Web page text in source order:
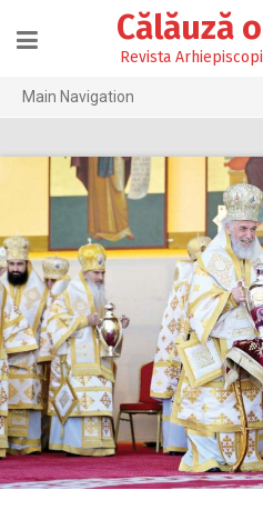
content
Călăuză
Revista
Main Navigation
2024
2023
2022
2021
2020
2019